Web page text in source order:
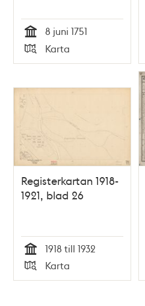
Tid
8 juni 1751
Typ
Karta
Registerkartan 1918-
1921, blad 26
Tid
1918 till 1932
Typ
Karta